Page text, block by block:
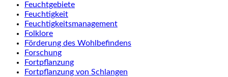
Feuchtgebiete
Feuchtigkeit
Feuchtigkeitsmanagement
Folklore
Förderung des Wohlbefindens
Forschung
Fortpflanzung
Fortpflanzung von Schlangen